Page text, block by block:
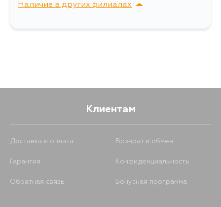
Наличие в других филиалах
г. Владивосток,
Клиентам
Доставка и оплата Возврат и обмен
Гарантия Конфиденциальность
Обратная связь Бонусная программа